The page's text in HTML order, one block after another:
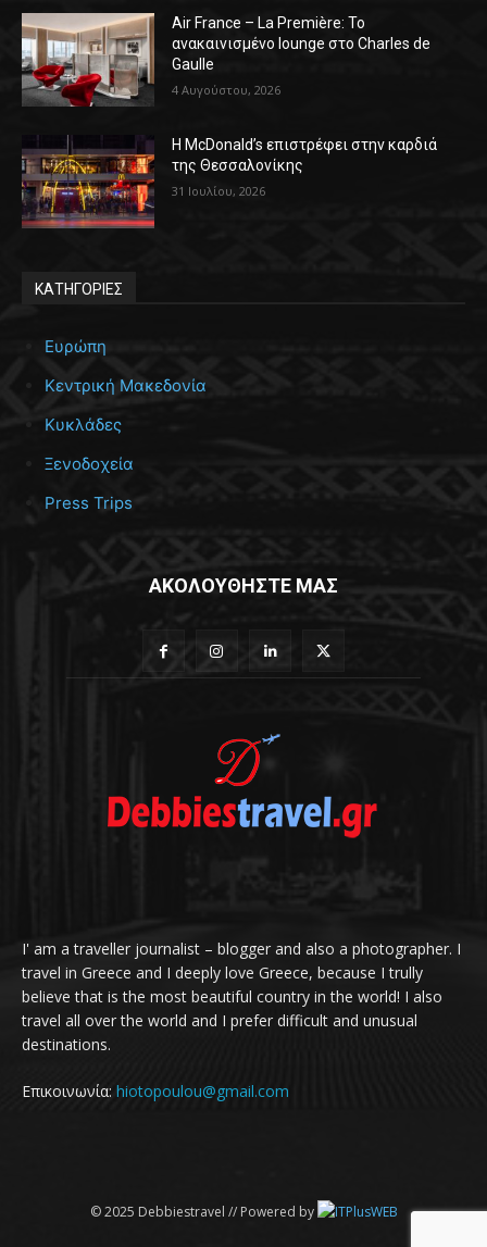
Air France – La Première: Το
ανακαινισμένο lounge στο Charles de
Gaulle
4 Αυγούστου, 2026
Η McDonald’s επιστρέφει στην καρδιά
της Θεσσαλονίκης
31 Ιουλίου, 2026
ΚΑΤΗΓΟΡΙΕΣ
Ευρώπη
Κεντρική Μακεδονία
Κυκλάδες
Ξενοδοχεία
Press Trips
ΑΚΟΛΟΥΘΗΣΤΕ ΜΑΣ
I' am a traveller journalist – blogger and also a photographer. I
travel in Greece and I deeply love Greece, because I trully
believe that is the most beautiful country in the world! I also
travel all over the world and I prefer difficult and unusual
destinations.
Επικοινωνία: hiotopoulou@gmail.com
© 2025 Debbiestravel // Powered by